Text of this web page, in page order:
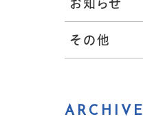
お知らせ
その他
ARCHIVE